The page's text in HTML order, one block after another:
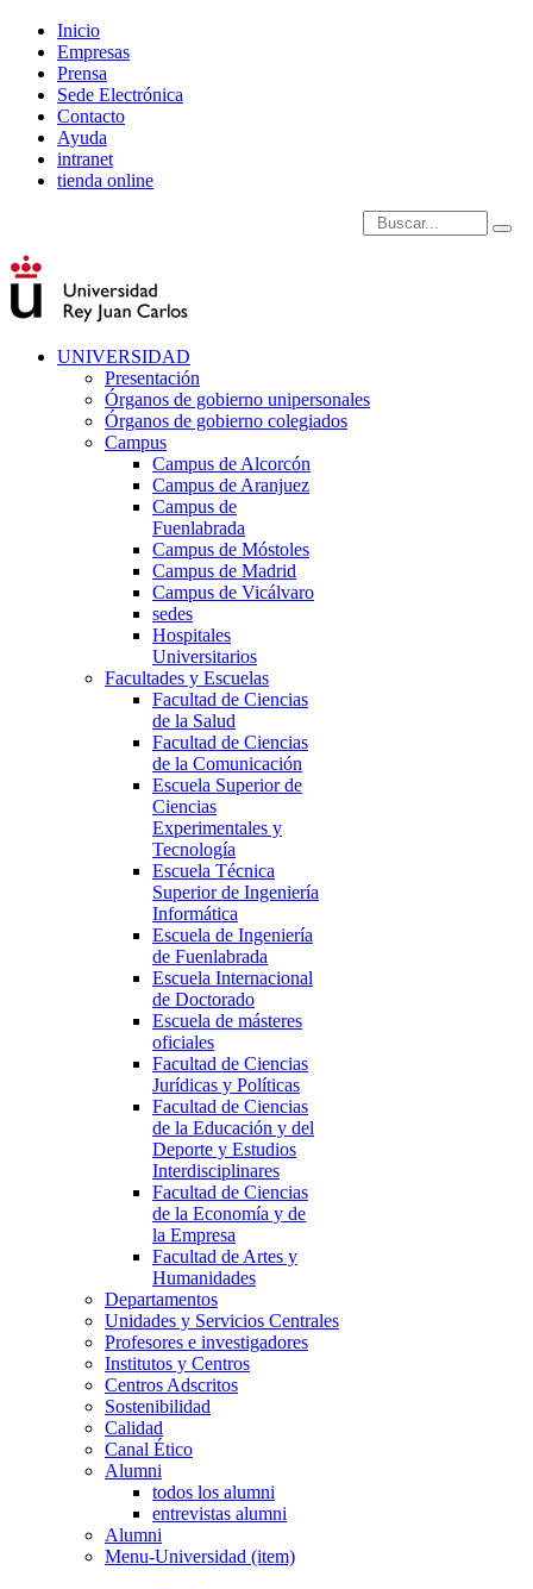
Inicio
Empresas
Prensa
Sede Electrónica
Contacto
Ayuda
intranet
tienda online
Introduce términos de
UNIVERSIDAD
Presentación
Órganos de gobierno unipersonales
Órganos de gobierno colegiados
Campus
Campus de Alcorcón
Campus de Aranjuez
Campus de
Fuenlabrada
Campus de Móstoles
Campus de Madrid
Campus de Vicálvaro
sedes
Hospitales
Universitarios
Facultades y Escuelas
Facultad de Ciencias
de la Salud
Facultad de Ciencias
de la Comunicación
Escuela Superior de
Ciencias
Experimentales y
Tecnología
Escuela Técnica
Superior de Ingeniería
Informática
Escuela de Ingeniería
de Fuenlabrada
Escuela Internacional
de Doctorado
Escuela de másteres
oficiales
Facultad de Ciencias
Jurídicas y Políticas
Facultad de Ciencias
de la Educación y del
Deporte y Estudios
Interdisciplinares
Facultad de Ciencias
de la Economía y de
la Empresa
Facultad de Artes y
Humanidades
Departamentos
Unidades y Servicios Centrales
Profesores e investigadores
Institutos y Centros
Centros Adscritos
Sostenibilidad
Calidad
Canal Ético
Alumni
todos los alumni
entrevistas alumni
Alumni
Menu-Universidad (item)